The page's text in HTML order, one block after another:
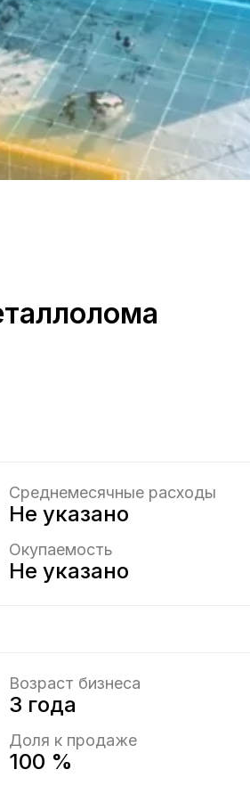
Среднемесячные расходы
Не указано
Окупаемость
Не указано
Возраст бизнеса
3 года
Доля к продаже
100 %